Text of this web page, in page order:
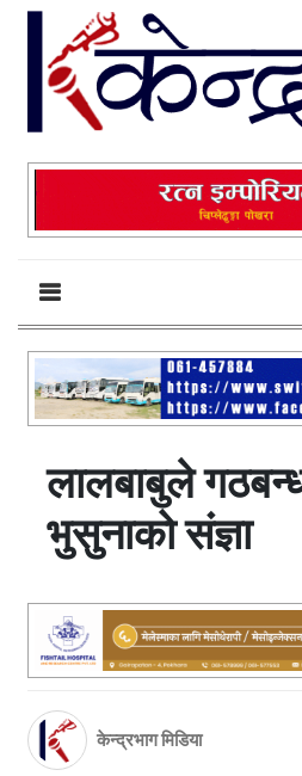
लालबाबुले
भुसुनाको संज्ञा
केन्द्रभाग मिडिया